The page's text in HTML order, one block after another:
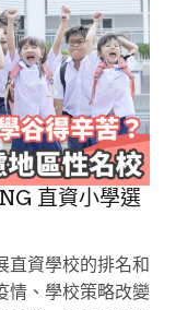
直資小學選
直資學校的排名和
情、學校策略改變